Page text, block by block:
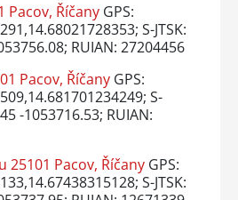
Pacov, ŘíčanyGPS:
S-JTSK:
RUIAN: 27204456
Pacov, ŘíčanyGPS:
S-
-1053716.53; RUIAN:
25101 Pacov, ŘíčanyGPS:
S-JTSK: